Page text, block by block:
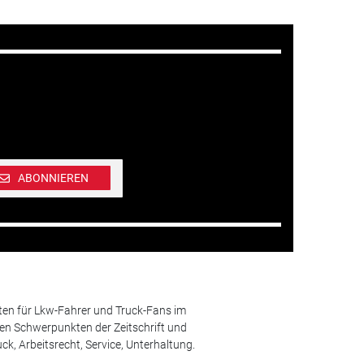
ABONNIEREN
für Lkw-Fahrer und Truck-Fans im
Schwerpunkten der Zeitschrift und
Arbeitsrecht, Service, Unterhaltung.